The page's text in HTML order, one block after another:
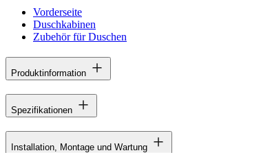
Vorderseite
Duschkabinen
Zubehör für Duschen
Produktinformation
Spezifikationen
Installation, Montage und Wartung